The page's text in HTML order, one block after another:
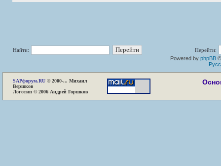
Найти:
Перейти:
Powered by phpBB
SAPфорум.RU © 2000-... Михаил
Вершков
Логотип © 2006 Андрей Горшков